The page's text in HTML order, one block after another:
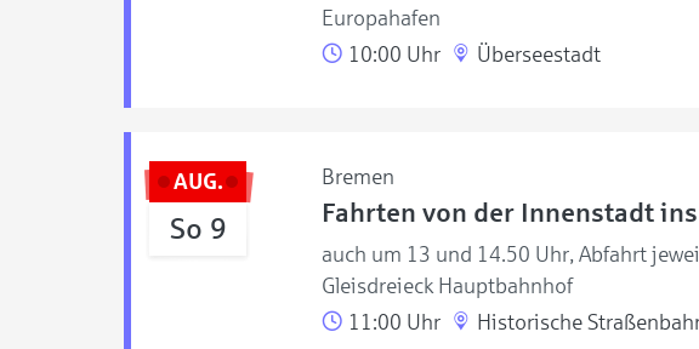
Europahafen
10:00 Uhr
Überseestadt
AUG.
So 9
Bremen
Fahrten von der Innenstadt
auch um 13 und 14.50 Uhr, Abfahrt
Gleisdreieck Hauptbahnhof
11:00 Uhr
Historische